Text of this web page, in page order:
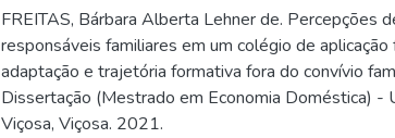
FREITAS, Bárbara Alberta Lehner de. Percepções
responsáveis familiares em um colégio de
adaptação e trajetória formativa fora do convívio
Dissertação (Mestrado em Economia Doméstica) -
Viçosa, Viçosa. 2021.